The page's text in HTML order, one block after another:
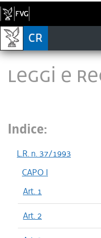
LEGGI E
Indice:
L.R. n. 37/1993
CAPO I
Art. 1
Art. 2